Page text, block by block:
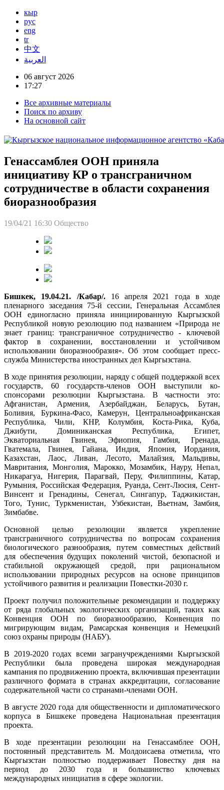
кыр
рус
eng
tr
中文
العربية
06 август 2026
17:27
Все архивные материалы
Поиск по архиву
На основной сайт
Генассамблея ООН приняла
инициативу КР о трансграничном
сотрудничестве в области сохранения
биоразнообразия
19/04/21 16:30 Общество
Бишкек, 19.04.21. /Кабар/. 16 апреля 2021 года в ходе
пленарного заседания 75-й сессии, Генеральная Ассамблея
ООН единогласно приняла инициированную Кыргызской
Республикой новую резолюцию под названием «Природа не
знает границ: трансграничное сотрудничество - ключевой
фактор в сохранении, восстановлении и устойчивом
использовании биоразнообразия». Об этом сообщает пресс-
служба Министерства иностранных дел Кыргызстана.
В ходе принятия резолюции, наряду с общей поддержкой всех
государств, 60 государств-членов ООН выступили ко-
спонсорами резолюции Кыргызстана. В частности это:
Афганистан, Армения, Азербайджан, Беларусь, Бутан,
Боливия, Буркина-Фасо, Камерун, Центральноафриканская
Республика, Чили, КНР, Колумбия, Коста-Рика, Куба,
Джибути, Доминиканская Республика, Египет,
Экваториальная Гвинея, Эфиопия, Гамбия, Гренада,
Гватемала, Гвинея, Гайана, Индия, Япония, Иордания,
Казахстан, Лаос, Ливан, Лесото, Малайзия, Мальдивы,
Мавритания, Монголия, Марокко, Мозамбик, Науру, Непал,
Никарагуа, Нигерия, Парагвай, Перу, Филиппины, Катар,
Румыния, Российская Федерация, Руанда, Сент-Люсия, Сент-
Винсент и Гренадины, Сенегал, Сингапур, Таджикистан,
Того, Тунис, Туркменистан, Узбекистан, Вьетнам, Замбия,
Зимбабве.
Основной целью резолюции является укрепление
трансграничного сотрудничества по вопросам сохранения
биологического разнообразия, путем совместных действий
для обеспечения будущих поколений чистой, безопасной и
стабильной окружающей средой, при рациональном
использовании природных ресурсов на основе принципов
устойчивого развития и реализации Повестки-2030 г.
Проект получил положительные рекомендации и поддержку
от ряда глобальных экологических организаций, таких как
Конвенция ООН по биоразнообразию, Конвенция по
мигрирующим видам, Рамсарская конвенция и Немецкий
союз охраны природы (НАБУ).
В 2019-2020 годах всеми загранучреждениями Кыргызской
Республики была проведена широкая международная
кампания по продвижению проекта, включившая презентации
различного формата в странах аккредитации, согласование
содержательной части со странами-членами ООН.
В августе 2020 года для общественности и дипломатического
корпуса в Бишкеке проведена Национальная презентация
проекта.
В ходе презентации резолюции на Генассамблее ООН,
постоянный представитель М. Молдоисаева отметила, что
Кыргызстан полностью поддерживает Повестку дня на
период до 2030 года и большинство ключевых
международных инициатив в сфере экологии.